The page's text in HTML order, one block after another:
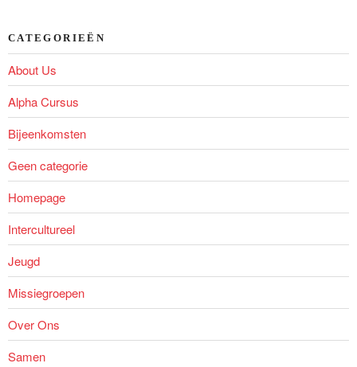
CATEGORIEËN
About Us
Alpha Cursus
Bijeenkomsten
Geen categorie
Homepage
Intercultureel
Jeugd
Missiegroepen
Over Ons
Samen